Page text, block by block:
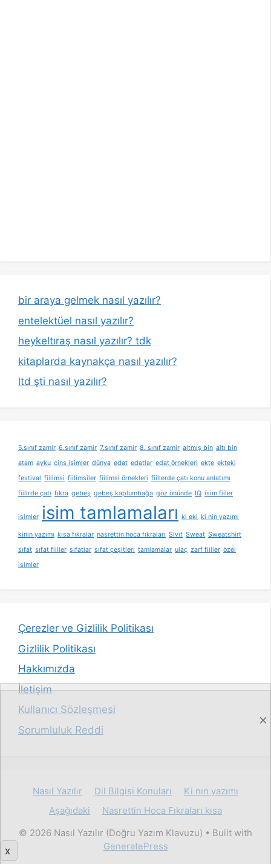
bir araya gelmek nasıl yazılır?
entelektüel nasıl yazılır?
heykeltıraş nasıl yazılır? tdk
kitaplarda kaynakça nasıl yazılır?
ltd şti nasıl yazılır?
5.sınıf zamir 6.sınıf zamir 7.sınıf zamir 8. sınıf zamir altmış bin altı bin
atam ayku cins isimler dünya edat edatlar edat örnekleri ekte ekteki
festival fiilimsi fiilimsiler fiilimsi örnekleri fiillerde çatı konu anlatımı
fiillrde çatı fıkra gebeş gebeş kaplumbağa göz önünde IQ isim fiiler
isimler isim tamlamaları ki eki ki nin yazımı
kinin yazımı kısa fıkralar nasrettin hoca fıkraları Sivit Sweat Sweatshirt
sıfat sıfat fiiller sıfatlar sıfat çeşitleri tamlamalar ulaç zarf fiiller özel
isimler
Çerezler ve Gizlilik Politikası
Gizlilik Politikası
Hakkımızda
İletişim
Kullanıcı Sözleşmesi
Sorumluluk Reddi
Nasıl Yazılır Dil Bilgisi Konuları
Ki nın yazımı
Aşağıdaki
Nasrettin Hoca Fıkraları kısa
© 2026 Nasıl Yazılır (Doğru Yazım Klavuzu) • Built with
GeneratePress
x